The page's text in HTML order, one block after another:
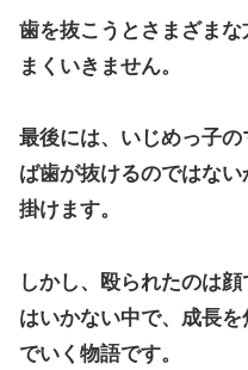
歯を抜こうとさまざま
まくいきません。
最後には、いじめっ子
ば歯が抜けるのではな
掛けます。
しかし、殴られたのは
はいかない中で、成長
でいく物語です。